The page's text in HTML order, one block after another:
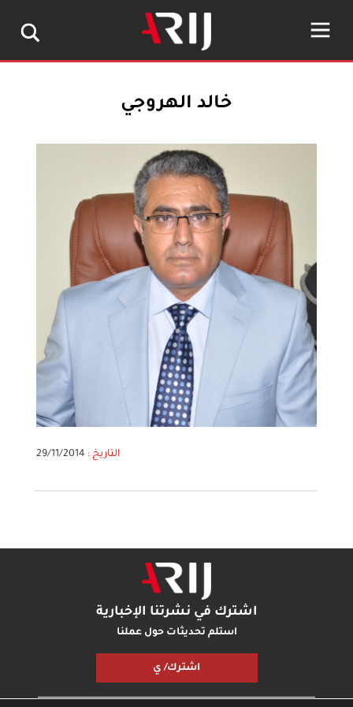
خالد الهروجي
التاريخ :29/11/2014
اشترك في نشرتنا الإخبارية
استلم تحديثات حول عملنا
اشترك/ ي